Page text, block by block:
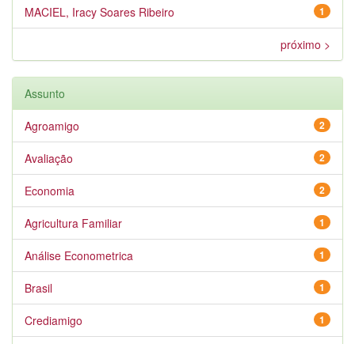
1
MACIEL, Iracy Soares Ribeiro
próximo >
Assunto
2
Agroamigo
2
Avaliação
2
Economia
1
Agricultura Familiar
1
Análise Econometrica
1
Brasil
1
Crediamigo